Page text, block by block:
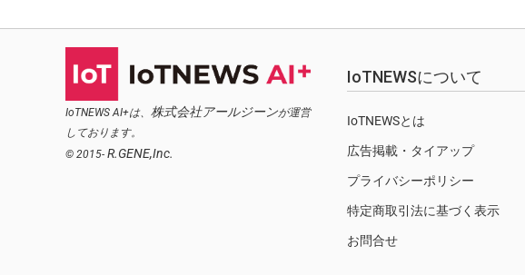
IoTNEWS AI+は、 株式会社アールジーンが運営
しております。
© 2015- R.GENE,Inc.
IoTNEWSについて
IoTNEWSとは
広告掲載・タイアップ
プライバシーポリシー
特定商取引法に基づく表示
お問合せ